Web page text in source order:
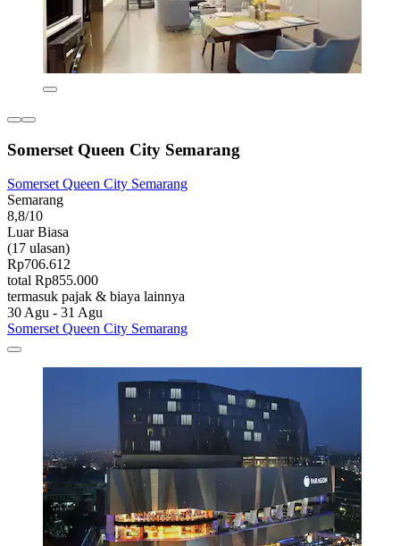
Somerset Queen City Semarang
Somerset Queen City Semarang
Semarang
8,8/10
Luar Biasa
(17 ulasan)
Rp706.612
total Rp855.000
termasuk pajak & biaya lainnya
30 Agu - 31 Agu
Somerset Queen City Semarang